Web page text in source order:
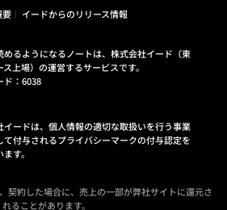
要
イードからのリリース情報
めるようになるノートは、株式会社イード（東
上場）の運営するサービスです。
ド：6038
イードは、個人情報の適切な取扱いを行う事業
て付与されるプライバシーマークの付与認定を
す。
契約した場合に、売上の一部が弊社サイトに還元さ
れることがあります。